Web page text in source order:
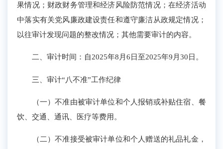
果情况；财政财务管理和经济风险防范情况；在经济活动
中落实有关党风廉政建设责任和遵守廉洁从政规定情况；
以往审计发现问题的整改情况；其他需要审计的内容。
二、审计时间：自2025年8月6日至2025年9月30日。
三、审计“八不准”工作纪律
（一）不准由被审计单位和个人报销或补贴住宿、餐
饮、交通、通讯、医疗等费用。
（二）不准接受被审计单位和个人赠送的礼品礼金，